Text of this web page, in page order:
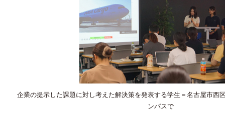
企業の提示した課題に対し考えた解決策を発表する学生＝名古屋市西
ンパスで